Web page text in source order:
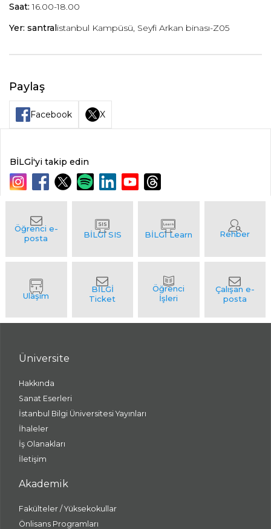
Saat: 16.00-18.00
Yer: santralistanbul Kampüsü, Seyfi Arkan binası-Z05
Paylaş
Facebook X
BİLGİ'yi takip edin
Üniversite
Hakkında
Sanat Eserleri
İstanbul Bilgi Üniversitesi Yayınları
İhaleler
İş Olanakları
İletişim
Akademik
Fakülteler / Yüksekokullar
Önlisans Programları